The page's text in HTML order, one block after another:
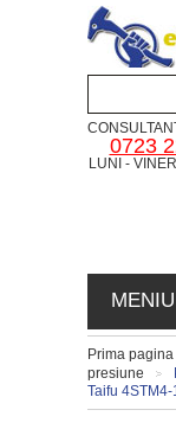
0723
LUNI -
Prima pagina
presiune
>
Taifu 4STM4-